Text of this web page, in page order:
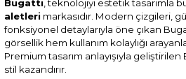
Bugatti, teknolojiyi estetik tasarımla
aletleri markasıdır. Modern çizgileri,
fonksiyonel detaylarıyla öne çıkan
görsellik hem kullanım kolaylığı
Premium tasarım anlayışıyla
stil kazandırır.